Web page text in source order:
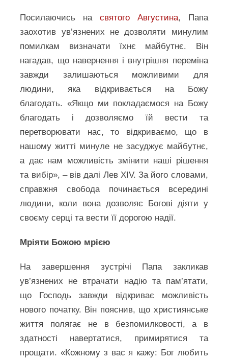
Посилаючись на святого Августина, Папа
заохотив ув’язнених не дозволяти минулим
помилкам визначати їхнє майбутнє. Він
нагадав, що навернення і внутрішня переміна
завжди залишаються можливими для
людини, яка відкривається на Божу
благодать. «Якщо ми покладаємося на Божу
благодать і дозволяємо їй вести та
перетворювати нас, то відкриваємо, що в
нашому житті минуле не засуджує майбутнє,
а дає нам можливість змінити наші рішення
та вибір», – вів далі Лев XIV. За його словами,
справжня свобода починається всередині
людини, коли вона дозволяє Богові діяти у
своєму серці та вести її дорогою надії.
Мріяти Божою мрією
На завершення зустрічі Папа закликав
ув’язнених не втрачати надію та пам’ятати,
що Господь завжди відкриває можливість
нового початку. Він пояснив, що християнське
життя полягає не в безпомилковості, а в
здатності навертатися, примирятися та
прощати. «Кожному з вас я кажу: Бог любить